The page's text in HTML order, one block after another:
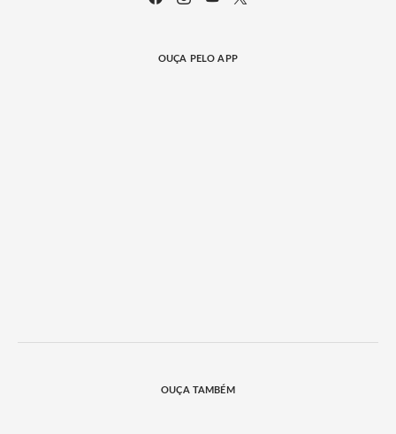
OUÇA PELO APP
OUÇA TAMBÉM